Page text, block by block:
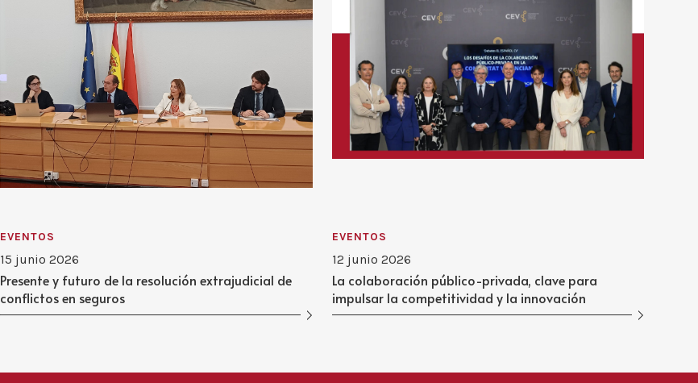
EVENTOS
15 junio 2026
Presente y futuro de la resolución extrajudicial de
conflictos en seguros
EVENTOS
12 junio 2026
La colaboración público-privada, clave para
impulsar la competitividad y la innovación